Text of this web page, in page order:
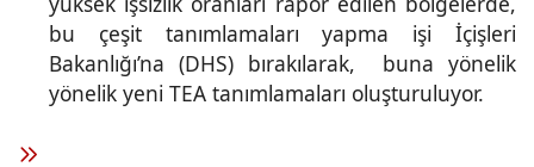
bu çeşit tanımlamaları yapma işi İçişleri
Bakanlığı’na (DHS) bırakılarak, buna yönelik
yönelik yeni TEA tanımlamaları oluşturuluyor.